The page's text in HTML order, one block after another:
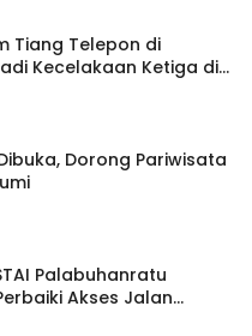
Tiang Telepon di
Kecelakaan Ketiga di
Dorong Pariwisata
Palabuhanratu
Akses Jalan